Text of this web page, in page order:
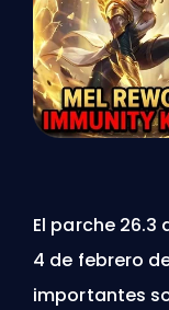
El parche 26.3
4 de febrero
importantes